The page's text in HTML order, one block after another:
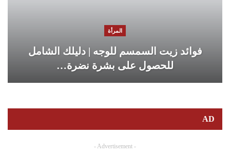
المرأة
فوائد زيت السمسم للوجه | دليلك الشامل
للحصول على بشرة نضرة…
AD
- Advertisement -